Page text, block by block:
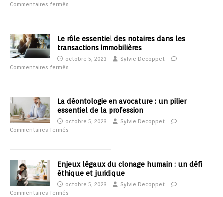
Commentaires fermés
Le rôle essentiel des notaires dans les
transactions immobilières
octobre 5, 2023
Sylvie Decoppet
Commentaires fermés
La déontologie en avocature : un pilier
essentiel de la profession
octobre 5, 2023
Sylvie Decoppet
Commentaires fermés
Enjeux légaux du clonage humain : un défi
éthique et juridique
octobre 5, 2023
Sylvie Decoppet
Commentaires fermés